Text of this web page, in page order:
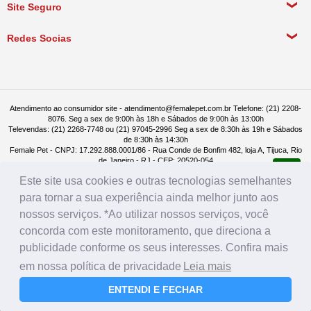
Política de Entrega
Site Seguro
Redes Socias
Atendimento ao consumidor site - atendimento@femalepet.com.br Telefone: (21) 2208-
8076. Seg a sex de 9:00h às 18h e Sábados de 9:00h às 13:00h
Televendas: (21) 2268-7748 ou (21) 97045-2996 Seg a sex de 8:30h às 19h e Sábados
de 8:30h às 14:30h
Female Pet - CNPJ: 17.292.888.0001/86 - Rua Conde de Bonfim 482, loja A, Tijuca, Rio
de Janeiro - RJ - CEP: 20520-054
Este site usa cookies e outras tecnologias semelhantes
para tornar a sua experiência ainda melhor junto aos
nossos serviços. *Ao utilizar nossos serviços, você
concorda com este monitoramento, que direciona a
publicidade conforme os seus interesses. Confira mais
em nossa política de privacidade Leia mais
ENTENDI E FECHAR